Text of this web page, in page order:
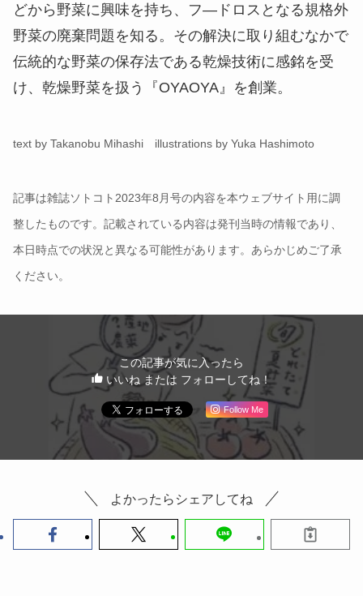
どから野菜に興味を持ち、フ―ドロスとなる規格外
野菜の廃棄問題を知る。その解決に取り組むなかで
伝統的な野菜の保存法である乾燥技術に感銘を受
け、乾燥野菜を扱う『OYAOYA』を創業。
text by Takanobu Mihashi illustrations by Yuka Hashimoto
記事は雑誌ソトコト2023年8月号の内容を本ウェブサイト用に調
整したものです。記載されている内容は発刊当時の情報であり、
本日時点での状況と異なる可能性があります。あらかじめご了承
ください。
この記事が気に入ったら
いいね または フォローしてね！
Follow Me
よかったらシェアしてね